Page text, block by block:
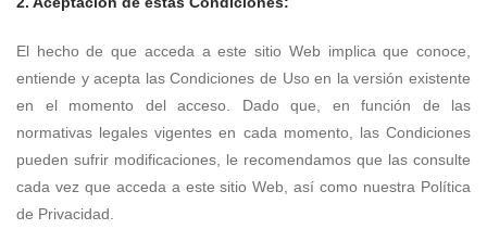
El hecho de que acceda a este sitio Web implica que conoce,
entiende y acepta las Condiciones de Uso en la versión existente
en el momento del acceso. Dado que, en función de las
normativas legales vigentes en cada momento, las Condiciones
pueden sufrir modificaciones, le recomendamos que las consulte
cada vez que acceda a este sitio Web, así como nuestra Política
de Privacidad.